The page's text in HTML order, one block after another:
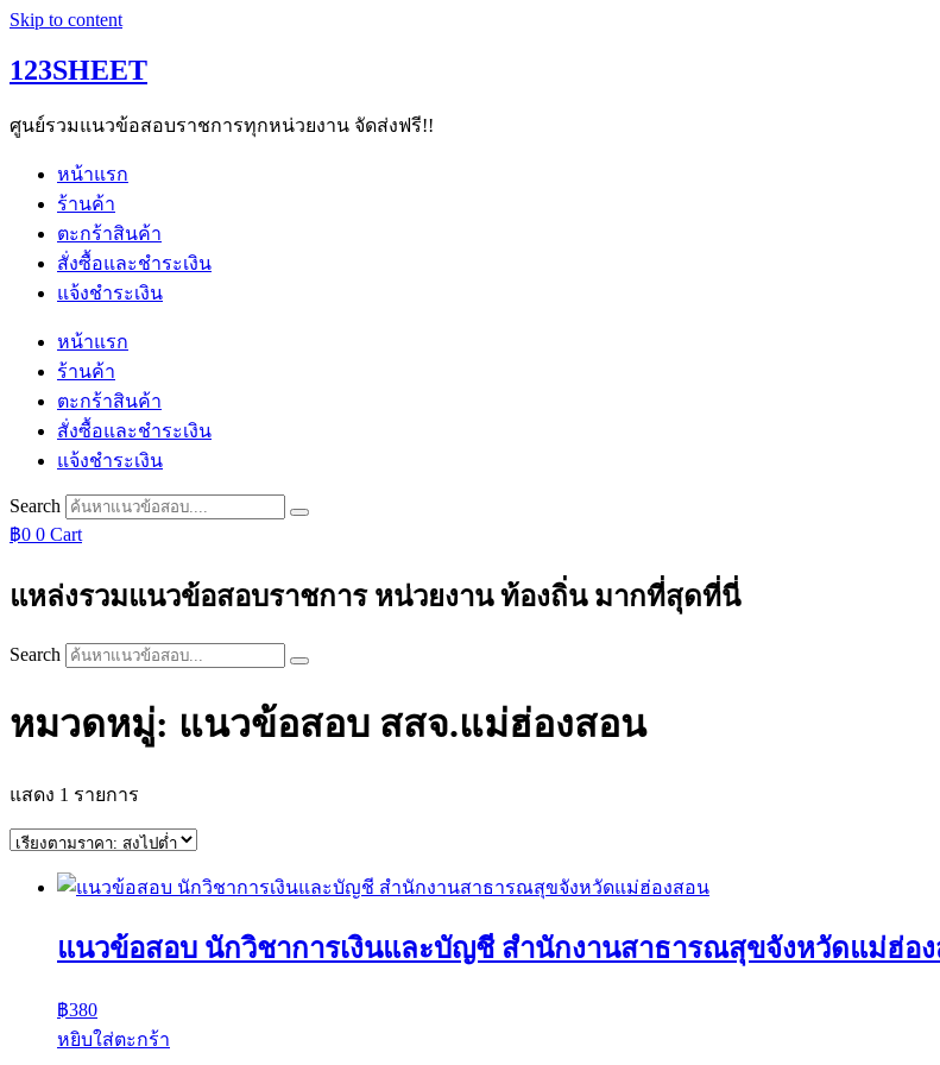
Skip to content
123SHEET
ศูนย์รวมแนวข้อสอบราชการทุกหน่วยงาน จัดส่งฟรี!!
หน้าแรก
ร้านค้า
ตะกร้าสินค้า
สั่งซื้อและชำระเงิน
แจ้งชำระเงิน
หน้าแรก
ร้านค้า
ตะกร้าสินค้า
สั่งซื้อและชำระเงิน
แจ้งชำระเงิน
Search
฿0 0 Cart
แหล่งรวมแนวข้อสอบราชการ หน่วยงาน ท้องถิ่น มากที่สุดที่นี่
Search
หมวดหมู่: แนวข้อสอบ สสจ.แม่ฮ่องสอน
แสดง 1 รายการ
แนวข้อสอบ นักวิชาการเงินและบัญชี สำนักงานสาธารณสุขจังหวัดแม่ฮ่อ
฿380
หยิบใส่ตะกร้า